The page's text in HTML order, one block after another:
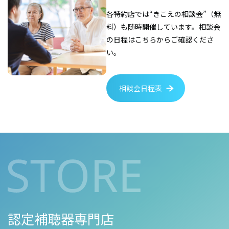
各特約店では“きこえの相談会”（無
料）も随時開催しています。相談会
の日程はこちらからご確認くださ
い。
相談会日程表
認定補聴器専門店